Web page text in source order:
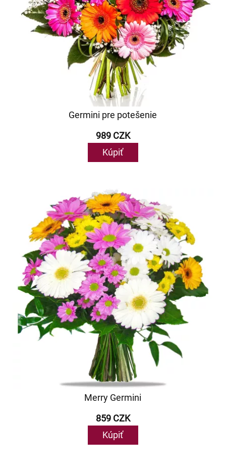
Germini pre potešenie
989 CZK
Kúpiť
Merry Germini
859 CZK
Kúpiť